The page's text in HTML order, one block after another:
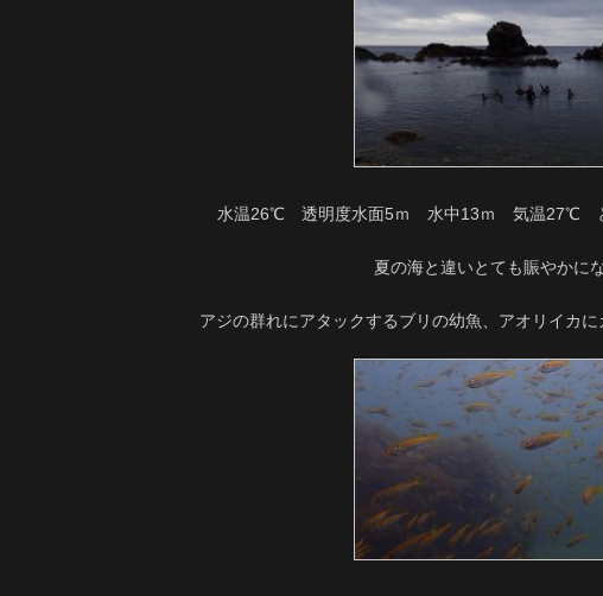
水温26℃ 透明度水面5ｍ 水中13ｍ 気温27℃ と
夏の海と違いとても賑やかに
アジの群れにアタックするブリの幼魚、アオリイカ